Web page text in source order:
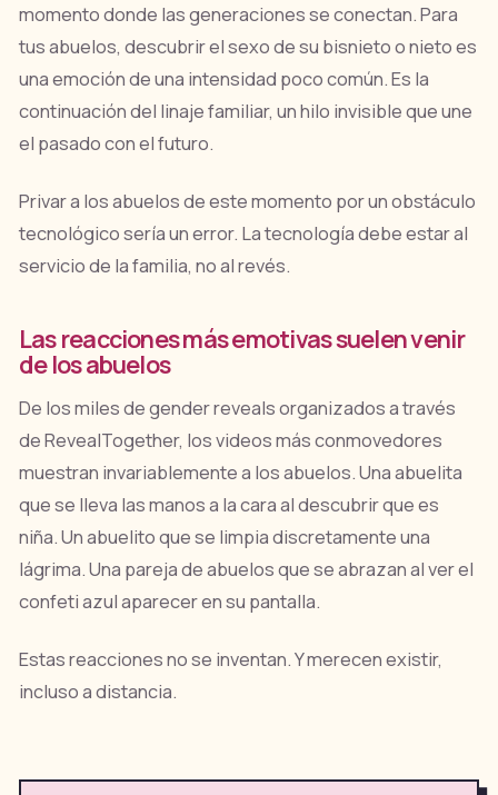
momento donde las generaciones se conectan. Para
tus abuelos, descubrir el sexo de su bisnieto o nieto es
una emoción de una intensidad poco común. Es la
continuación del linaje familiar, un hilo invisible que une
el pasado con el futuro.
Privar a los abuelos de este momento por un obstáculo
tecnológico sería un error. La tecnología debe estar al
servicio de la familia, no al revés.
Las reacciones más emotivas suelen venir
de los abuelos
De los miles de gender reveals organizados a través
de RevealTogether, los videos más conmovedores
muestran invariablemente a los abuelos. Una abuelita
que se lleva las manos a la cara al descubrir que es
niña. Un abuelito que se limpia discretamente una
lágrima. Una pareja de abuelos que se abrazan al ver el
confeti azul aparecer en su pantalla.
Estas reacciones no se inventan. Y merecen existir,
incluso a distancia.